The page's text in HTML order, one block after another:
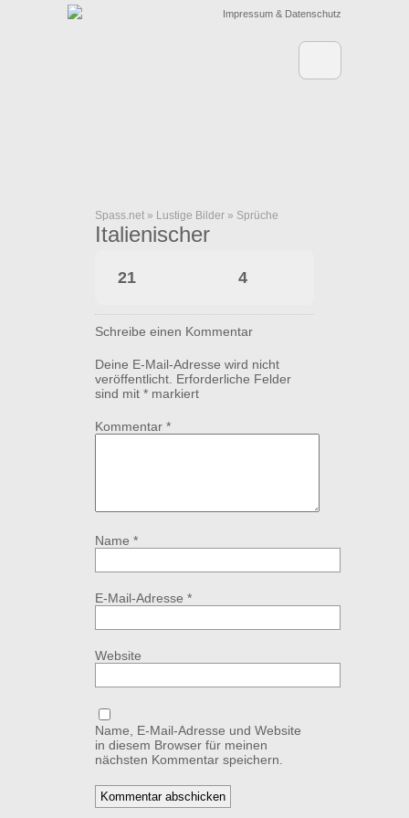
Impressum & Datenschutz
Spass.net » Lustige Bilder » Sprüche
Italienischer
21 4
Schreibe einen Kommentar
Deine E-Mail-Adresse wird nicht
veröffentlicht. Erforderliche Felder
sind mit * markiert
Kommentar *
Name *
E-Mail-Adresse *
Website
Name, E-Mail-Adresse und Website
in diesem Browser für meinen
nächsten Kommentar speichern.